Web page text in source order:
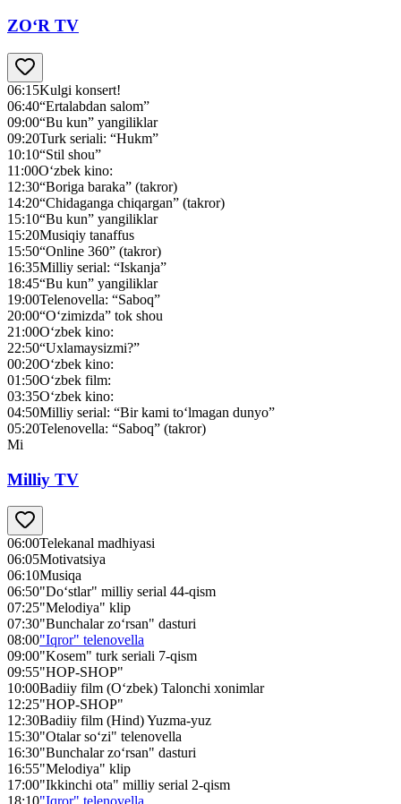
ZO‘R TV
06:15Kulgi konsert!
06:40“Ertalabdan salom”
09:00“Bu kun” yangiliklar
09:20Turk seriali: “Hukm”
10:10“Stil shou”
11:00O‘zbek kino:
12:30“Boriga baraka” (takror)
14:20“Chidaganga chiqargan” (takror)
15:10“Bu kun” yangiliklar
15:20Musiqiy tanaffus
15:50“Online 360” (takror)
16:35Milliy serial: “Iskanja”
18:45“Bu kun” yangiliklar
19:00Telenovella: “Saboq”
20:00“O‘zimizda” tok shou
21:00O‘zbek kino:
22:50“Uxlamaysizmi?”
00:20O‘zbek kino:
01:50O‘zbek film:
03:35O‘zbek kino:
04:50Milliy serial: “Bir kami to‘lmagan dunyo”
05:20Telenovella: “Saboq” (takror)
Mi
Milliy TV
06:00Telekanal madhiyasi
06:05Motivatsiya
06:10Musiqa
06:50"Do‘stlar" milliy serial 44-qism
07:25"Melodiya" klip
07:30"Bunchalar zo‘rsan" dasturi
08:00"Iqror" telenovella
09:00"Kosem" turk seriali 7-qism
09:55"HOP-SHOP"
10:00Badiiy film (O‘zbek) Talonchi xonimlar
12:25"HOP-SHOP"
12:30Badiiy film (Hind) Yuzma-yuz
15:30"Otalar so‘zi" telenovella
16:30"Bunchalar zo‘rsan" dasturi
16:55"Melodiya" klip
17:00"Ikkinchi ota" milliy serial 2-qism